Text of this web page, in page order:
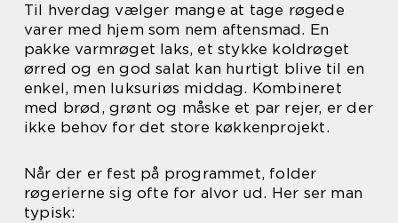
Til hverdag vælger mange at tage røgede
varer med hjem som nem aftensmad. En
pakke varmrøget laks, et stykke koldrøget
ørred og en god salat kan hurtigt blive til en
enkel, men luksuriøs middag. Kombineret
med brød, grønt og måske et par rejer, er der
ikke behov for det store køkkenprojekt.
Når der er fest på programmet, folder
røgerierne sig ofte for alvor ud. Her ser man
typisk: